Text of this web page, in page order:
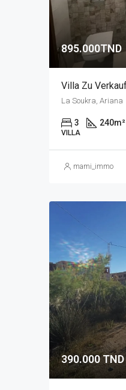
895.000TND
La Soukra, Ariana
3 240m²
VILLA
mami_immo
390.000 TND